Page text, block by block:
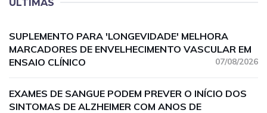
ÚLTIMAS
SUPLEMENTO PARA 'LONGEVIDADE' MELHORA
MARCADORES DE ENVELHECIMENTO VASCULAR EM
ENSAIO CLÍNICO
07/08/2026
EXAMES DE SANGUE PODEM PREVER O INÍCIO DOS
SINTOMAS DE ALZHEIMER COM ANOS DE